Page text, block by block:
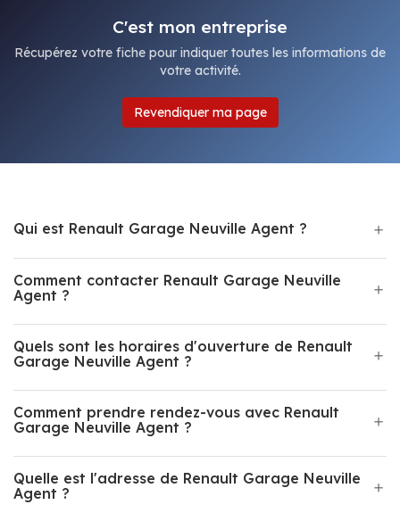
C'est mon entreprise
Récupérez votre fiche pour indiquer toutes les informations de
votre activité.
Revendiquer ma page
Qui est Renault Garage Neuville Agent ?
Comment contacter Renault Garage Neuville
Agent ?
Quels sont les horaires d'ouverture de Renault
Garage Neuville Agent ?
Comment prendre rendez-vous avec Renault
Garage Neuville Agent ?
Quelle est l'adresse de Renault Garage Neuville
Agent ?